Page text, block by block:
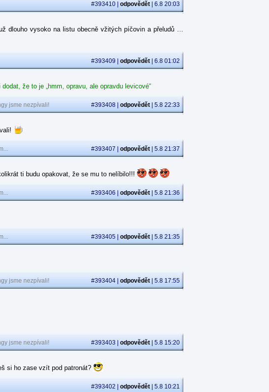
#393410 | odpovědět | 6.8 20:03
dlouho vysoko na listu obecně vžitých píčovin a přeludů …
#393409 | odpovědět | 6.8 01:02
že to je „hmm, opravu, ale opravdu levicové“
jsme nezpívali! #393408 | odpovědět | 5.8 22:33
#393407 | odpovědět | 5.8 21:37
ti budu opakovat, že se mu to nelíbilo!!!
#393406 | odpovědět | 5.8 21:36
#393405 | odpovědět | 5.8 21:35
jsme nezpívali! #393404 | odpovědět | 5.8 17:55
jsme nezpívali! #393403 | odpovědět | 5.8 15:20
si ho zase vzít pod patronát?
#393402 | odpovědět | 5.8 10:21